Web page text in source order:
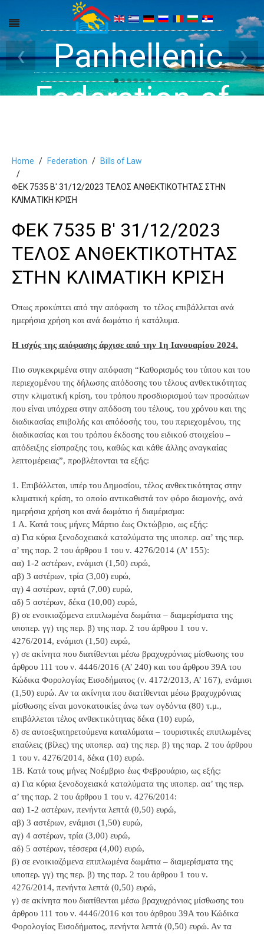
Panhellenic
Federation of
and Apartments
in Halkidiki
'Aristoteles'
Halkidiki -
Rooms, Studios,
Get inside your
Dreams
›
‹
Home Federation Bills of Law
ΦΕΚ 7535 Β' 31/12/2023 ΤΕΛΟΣ ΑΝΘΕΚΤΙΚΟΤΗΤΑΣ ΣΤΗΝ
ΚΛΙΜΑΤΙΚΗ ΚΡΙΣΗ
ΦΕΚ 7535 Β' 31/12/2023
ΤΕΛΟΣ ΑΝΘΕΚΤΙΚΟΤΗΤΑΣ
ΣΤΗΝ ΚΛΙΜΑΤΙΚΗ ΚΡΙΣΗ
Όπως προκύπτει από την απόφαση το τέλος επιβάλλεται ανά
ημερήσια χρήση και ανά δωμάτιο ή κατάλυμα.
Η ισχύς της απόφασης άρχισε από την 1η Ιανουαρίου 2024.
Πιο συγκεκριμένα στην απόφαση “Καθορισμός του τύπου και του
περιεχομένου της δήλωσης απόδοσης του τέλους ανθεκτικότητας
στην κλιματική κρίση, του τρόπου προσδιορισμού των προσώπων
που είναι υπόχρεα στην απόδοση του τέλους, του χρόνου και της
διαδικασίας επιβολής και απόδοσής του, του περιεχομένου, της
διαδικασίας και του τρόπου έκδοσης του ειδικού στοιχείου –
απόδειξης είσπραξης του, καθώς και κάθε άλλης αναγκαίας
λεπτομέρειας”, προβλέπονται τα εξής:
1. Επιβάλλεται, υπέρ του Δημοσίου, τέλος ανθεκτικότητας στην
κλιματική κρίση, το οποίο αντικαθιστά τον φόρο διαμονής, ανά
ημερήσια χρήση και ανά δωμάτιο ή διαμέρισμα:
1 Α. Κατά τους μήνες Μάρτιο έως Οκτώβριο, ως εξής:
α) Για κύρια ξενοδοχειακά καταλύματα της υποπερ. αα’ της περ.
α’ της παρ. 2 του άρθρου 1 του ν. 4276/2014 (Α’ 155):
αα) 1-2 αστέρων, ενάμισι (1,50) ευρώ,
αβ) 3 αστέρων, τρία (3,00) ευρώ,
αγ) 4 αστέρων, εφτά (7,00) ευρώ,
αδ) 5 αστέρων, δέκα (10,00) ευρώ,
β) σε ενοικιαζόμενα επιπλωμένα δωμάτια – διαμερίσματα της
υποπερ. γγ) της περ. β) της παρ. 2 του άρθρου 1 του ν.
4276/2014, ενάμισι (1,50) ευρώ,
γ) σε ακίνητα που διατίθενται μέσω βραχυχρόνιας μίσθωσης του
άρθρου 111 του ν. 4446/2016 (Α’ 240) και του άρθρου 39Α του
Κώδικα Φορολογίας Εισοδήματος (ν. 4172/2013, Α’ 167), ενάμισι
(1,50) ευρώ. Αν τα ακίνητα που διατίθενται μέσω βραχυχρόνιας
μίσθωσης είναι μονοκατοικίες άνω των ογδόντα (80) τ.μ.,
επιβάλλεται τέλος ανθεκτικότητας δέκα (10) ευρώ,
δ) σε αυτοεξυπηρετούμενα καταλύματα – τουριστικές επιπλωμένες
επαύλεις (βίλες) της υποπερ. αα) της περ. β) της παρ. 2 του άρθρου
1 του ν. 4276/2014, δέκα (10) ευρώ.
1Β. Κατά τους μήνες Νοέμβριο έως Φεβρουάριο, ως εξής:
α) Για κύρια ξενοδοχειακά καταλύματα της υποπερ. αα’ της περ.
α’ της παρ. 2 του άρθρου 1 του ν. 4276/2014:
αα) 1-2 αστέρων, πενήντα λεπτά (0,50) ευρώ,
αβ) 3 αστέρων, ενάμισι (1,50) ευρώ,
αγ) 4 αστέρων, τρία (3,00) ευρώ,
αδ) 5 αστέρων, τέσσερα (4,00) ευρώ,
β) σε ενοικιαζόμενα επιπλωμένα δωμάτια – διαμερίσματα της
υποπερ. γγ) της περ. β) της παρ. 2 του άρθρου 1 του ν.
4276/2014, πενήντα λεπτά (0,50) ευρώ,
γ) σε ακίνητα που διατίθενται μέσω βραχυχρόνιας μίσθωσης του
άρθρου 111 του ν. 4446/2016 και του άρθρου 39Α του Κώδικα
Φορολογίας Εισοδήματος, πενήντα λεπτά (0,50) ευρώ. Αν τα